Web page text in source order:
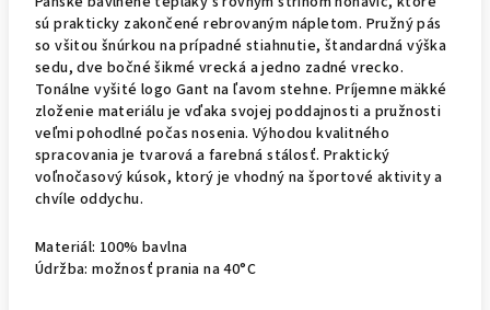
sú prakticky zakončené rebrovaným nápletom. Pružný pás
so všitou šnúrkou na prípadné stiahnutie, štandardná výška
sedu, dve bočné šikmé vrecká a jedno zadné vrecko.
Tonálne vyšité logo Gant na ľavom stehne. Príjemne mäkké
zloženie materiálu je vďaka svojej poddajnosti a pružnosti
veľmi pohodlné počas nosenia. Výhodou kvalitného
spracovania je tvarová a farebná stálosť. Praktický
voľnočasový kúsok, ktorý je vhodný na športové aktivity a
chvíle oddychu.
Materiál: 100% bavlna
Údržba: možnosť prania na 40°C